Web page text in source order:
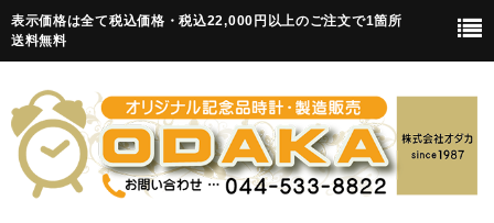
表示価格は全て税込価格・税込22,000円以上のご注文で1箇所
送料無料